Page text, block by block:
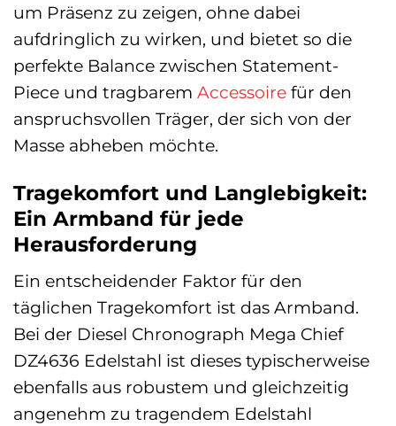
um Präsenz zu zeigen, ohne dabei
aufdringlich zu wirken, und bietet so die
perfekte Balance zwischen Statement-
Piece und tragbarem Accessoire für den
anspruchsvollen Träger, der sich von der
Masse abheben möchte.
Tragekomfort und Langlebigkeit:
Ein Armband für jede
Herausforderung
Ein entscheidender Faktor für den
täglichen Tragekomfort ist das Armband.
Bei der Diesel Chronograph Mega Chief
DZ4636 Edelstahl ist dieses typischerweise
ebenfalls aus robustem und gleichzeitig
angenehm zu tragendem Edelstahl